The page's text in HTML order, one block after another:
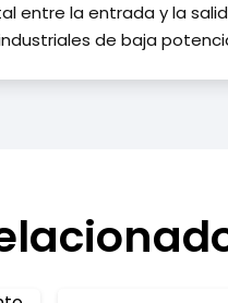
entre la entrada y la
de baja